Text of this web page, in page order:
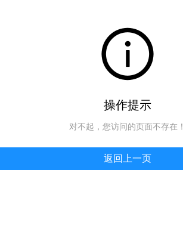
操作提示
对不起，您访问的页面不存在！
返回上一页